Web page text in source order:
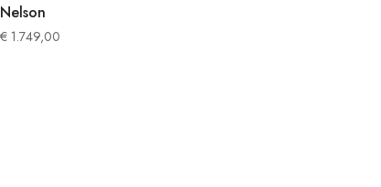
Nelson
€ 1.749,00